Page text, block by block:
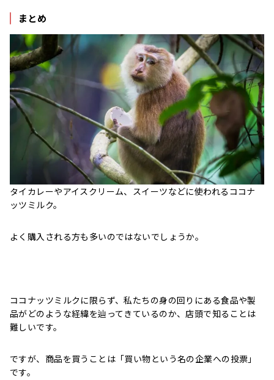
まとめ
タイカレーやアイスクリーム、スイーツなどに使われるココナ
ッツミルク。
よく購入される方も多いのではないでしょうか。
ココナッツミルクに限らず、私たちの身の回りにある食品や製
品がどのような経緯を辿ってきているのか、店頭で知ることは
難しいです。
ですが、商品を買うことは「買い物という名の企業への投票」
です。